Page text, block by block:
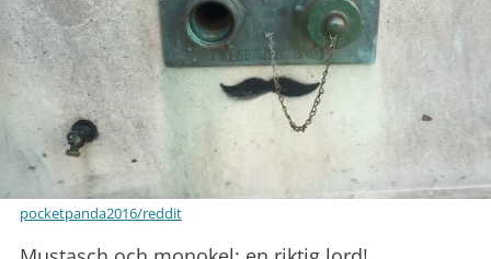
pocketpanda2016/reddit